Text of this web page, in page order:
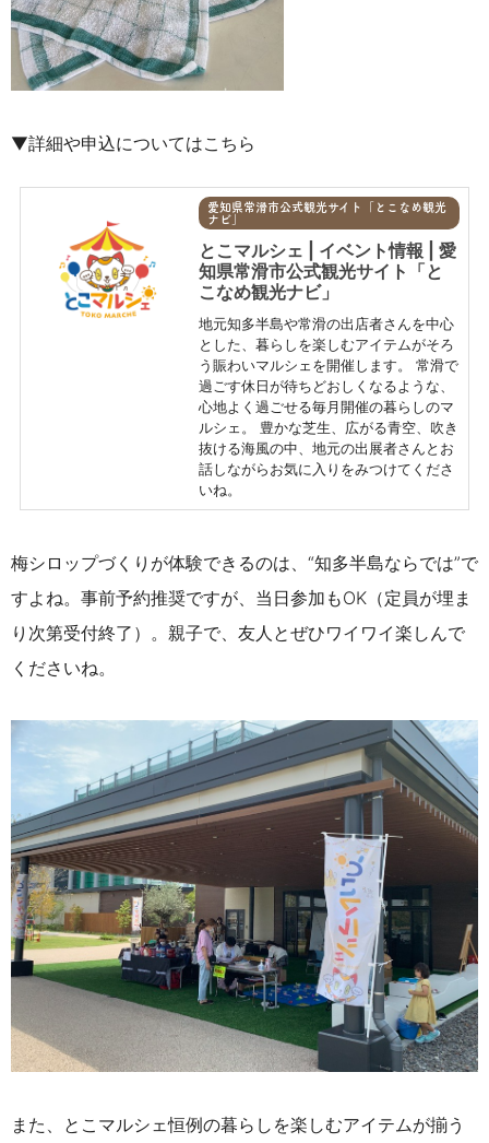
▼詳細や申込についてはこちら
愛知県常滑市公式観光サイト「とこなめ観光
ナビ」
とこマルシェ | イベント情報 | 愛
知県常滑市公式観光サイト「と
こなめ観光ナビ」
地元知多半島や常滑の出店者さんを中心
とした、暮らしを楽しむアイテムがそろ
う賑わいマルシェを開催します。 常滑で
過ごす休日が待ちどおしくなるような、
心地よく過ごせる毎月開催の暮らしのマ
ルシェ。 豊かな芝生、広がる青空、吹き
抜ける海風の中、地元の出展者さんとお
話しながらお気に入りをみつけてくださ
いね。
梅シロップづくりが体験できるのは、“知多半島ならでは”で
すよね。事前予約推奨ですが、当日参加もOK（定員が埋ま
り次第受付終了）。親子で、友人とぜひワイワイ楽しんで
くださいね。
また、とこマルシェ恒例の暮らしを楽しむアイテムが揃う